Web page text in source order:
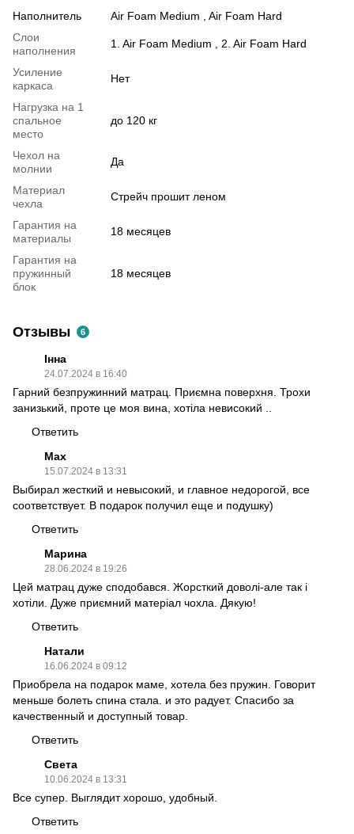
Наполнитель
Air Foam Medium , Air Foam Hard
Слои
наполнения
1. Air Foam Medium , 2. Air Foam Hard
Усиление
каркаса
Нет
Нагрузка на 1
спальное
место
до 120 кг
Чехол на
молнии
Да
Материал
чехла
Стрейч прошит леном
Гарантия на
материалы
18 месяцев
Гарантия на
пружинный
блок
18 месяцев
Отзывы 6
Інна
24.07.2024 в 16:40
Гарний безпружинний матрац. Приємна поверхня. Трохи
занизький, проте це моя вина, хотіла невисокий ..
Ответить
Max
15.07.2024 в 13:31
Выбирал жесткий и невысокий, и главное недорогой, все
соответствует. В подарок получил еще и подушку)
Ответить
Марина
28.06.2024 в 19:26
Цей матрац дуже сподобався. Жорсткий доволі-але так і
хотіли. Дуже приємний матеріал чохла. Дякую!
Ответить
Натали
16.06.2024 в 09:12
Приобрела на подарок маме, хотела без пружин. Говорит
меньше болеть спина стала. и это радует. Спасибо за
качественный и доступный товар.
Ответить
Света
10.06.2024 в 13:31
Все супер. Выглядит хорошо, удобный.
Ответить